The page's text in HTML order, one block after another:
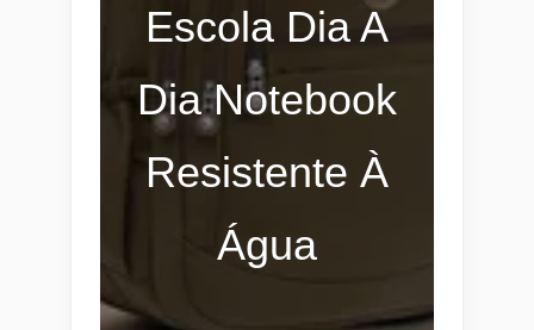
Escola Dia A
Dia Notebook
Resistente À
Água